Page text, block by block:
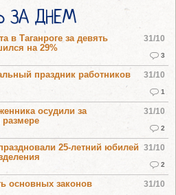
ЗА ДНЕМ
31/10
3
в Таганроге за девять
на 29%
31/10
1
праздник работников
31/10
2
осудили за
31/10
2
25-летний юбилей
31/10
основных законов